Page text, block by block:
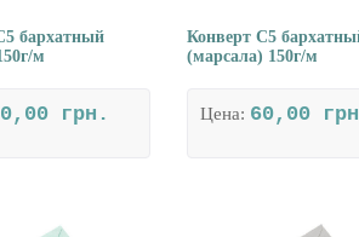
бархатный
м
грн.
Конверт С5
(марсала) 150г/м
Цена: 60,00